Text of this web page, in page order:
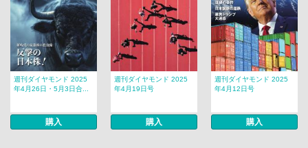
週刊ダイヤモンド 2025
年4月26日・5月3日合...
購入
週刊ダイヤモンド 2025
年4月19日号
購入
週刊ダイヤモンド 2025
年4月12日号
購入